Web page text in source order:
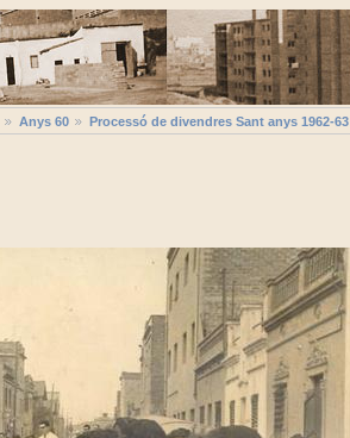
Anys 60 Processó de divendres Sant anys 1962-63